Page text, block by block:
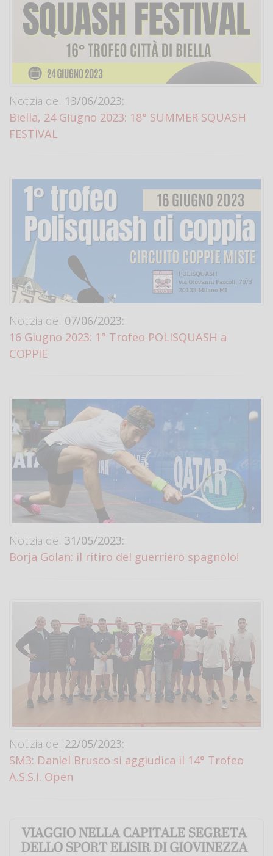
Notizia del 13/06/2023:
Biella, 24 Giugno 2023: 18° SUMMER SQUASH
FESTIVAL
Notizia del 07/06/2023:
16 Giugno 2023: 1° Trofeo POLISQUASH a
COPPIE
Notizia del 31/05/2023:
Borja Golan: il ritiro del guerriero spagnolo!
Notizia del 22/05/2023:
SM3: Daniel Brusco si aggiudica il 14° Trofeo
A.S.S.I. Open